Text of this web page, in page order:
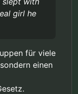
– den
des
wird.
ein
Sodomie
hatte ein
air_force/2026-
reversed-
girl he
für viele
einen